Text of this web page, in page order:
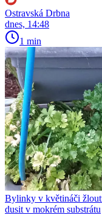
Ostravská Drbna
dnes, 14:48
1 min
Bylinky v květináči
dusit v mokrém substrátu